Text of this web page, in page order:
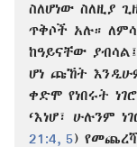
ስለሆነው ስለዚያ
ጥቅሶች አሉ።
ከዓይናቸው
ሆነ ጩኸት
ቀድሞ የነበሩት
‘እነሆ፣ ሁሉንም
21:4, 5)